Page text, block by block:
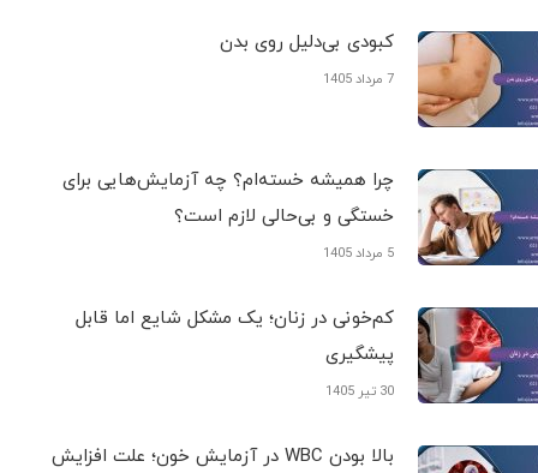
کبودی‌ بی‌دلیل روی بدن
7 مرداد 1405
چرا همیشه خسته‌ام؟ چه آزمایش‌هایی برای
خستگی و بی‌حالی لازم است؟
5 مرداد 1405
کم‌خونی در زنان؛ یک مشکل شایع اما قابل
پیشگیری
30 تیر 1405
بالا بودن WBC در آزمایش خون؛ علت افزایش